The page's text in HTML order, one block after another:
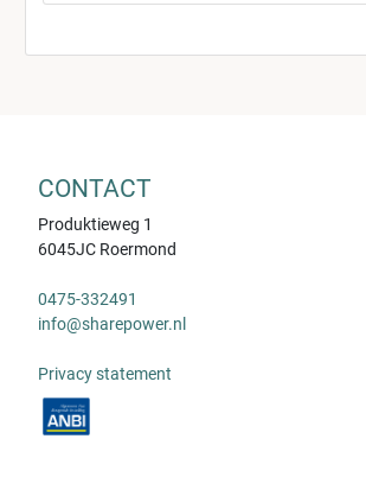
CONTACT
Produktieweg 1
6045JC Roermond
0475-332491
info@sharepower.nl
Privacy statement